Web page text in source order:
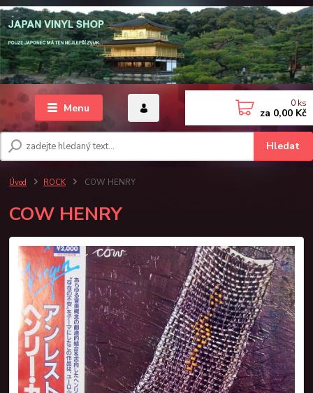
Menu
Hledat
0 ks
za 0,00 Kč
Úvod ROCK COW HENRY
COW HENRY